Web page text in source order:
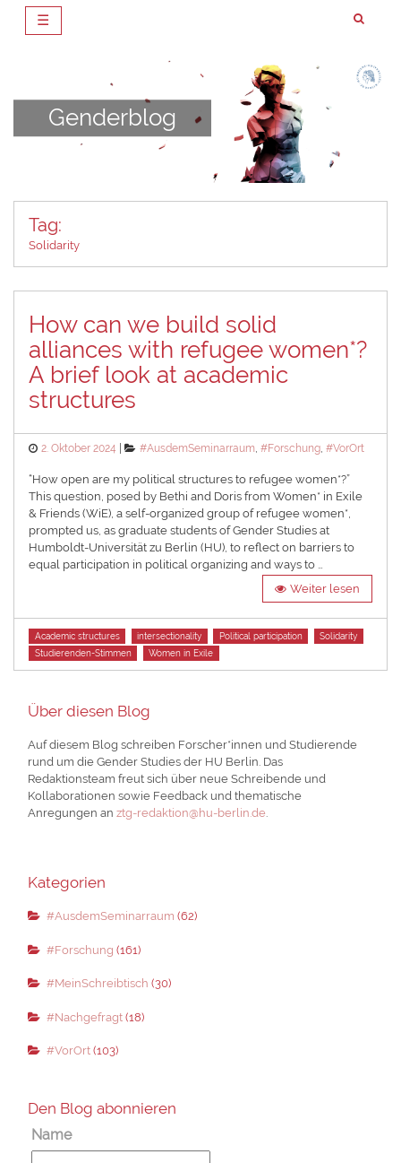
☰
Genderblog
Tag:
Solidarity
How can we build solid
alliances with refugee women*?
A brief look at academic
structures
Posted
2. Oktober 2024 Categories
#AusdemSeminarraum ,#Forschung ,#VorOrt
“How open are my political structures to refugee women*?”
This question, posed by Bethi and Doris from Women* in Exile
& Friends (WiE), a self-organized group of refugee women*,
prompted us, as graduate students of Gender Studies at
Humboldt-Universität zu Berlin (HU), to reflect on barriers to
equal participation in political organizing and ways to …
Weiter lesen
Tags
Academic structures intersectionality Political participation
Solidarity
Studierenden-Stimmen
Women in Exile
Über diesen Blog
Auf diesem Blog schreiben Forscher*innen und Studierende
rund um die Gender Studies der HU Berlin. Das
Redaktionsteam freut sich über neue Schreibende und
Kollaborationen sowie Feedback und thematische
Anregungen anztg-redaktion@hu-berlin.de.
Kategorien
#AusdemSeminarraum (62)
#Forschung (161)
#MeinSchreibtisch (30)
#Nachgefragt(18)
#VorOrt(103)
Den Blog abonnieren
Name